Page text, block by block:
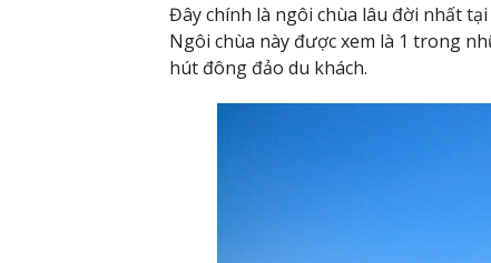
Đây chính là ngôi chùa lâu đời nhất
Ngôi chùa này được xem là 1 trong
hút đông đảo du khách.